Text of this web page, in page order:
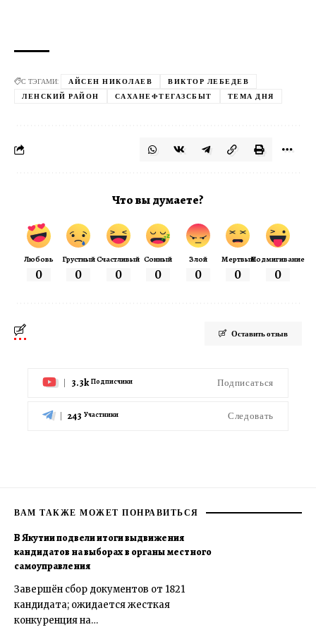
С ТЭГАМИ: АЙСЕН НИКОЛАЕВ
ВИКТОР ЛЕБЕДЕВ
ЛЕНСКИЙ РАЙОН
САХАНЕФТЕГАЗСБЫТ ТЕМА ДНЯ
Что вы думаете?
Любовь
0
Грустный
0
Счастливый
0
Сонный
0
Злой
0
Мертвый
0
Подмигивание
0
Оставить отзыв
3.3k Подписчики Подписаться
243 Участники Следовать
ВАМ ТАКЖЕ МОЖЕТ ПОНРАВИТЬСЯ
В Якутии подвели итоги выдвижения
кандидатов на выборах в органы местного
самоуправления
Завершён сбор документов от 1821
кандидата; ожидается жесткая
конкуренция на…